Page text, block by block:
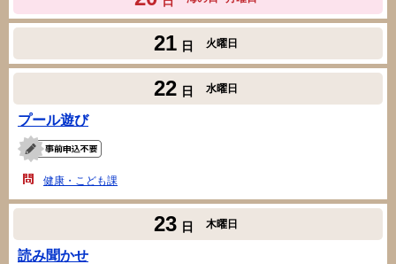
21 日 火曜日
22 日 水曜日
プール遊び
健康・こども課
23 日 木曜日
読み聞かせ